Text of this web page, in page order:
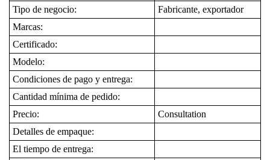
Tipo de negocio:
Fabricante, exportador
Marcas:
Certificado:
Modelo:
Condiciones de pago y entrega:
Cantidad mínima de pedido:
Precio:
Consultation
Detalles de empaque:
El tiempo de entrega: